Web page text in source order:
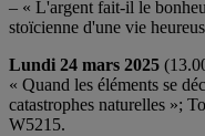
– « L'argent fait-il le
stoïcienne d'une vie
Lundi 24 mars 2025
« Quand les éléments se
catastrophes naturelles »;
W5215.